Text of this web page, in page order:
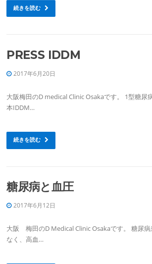
続きを読む
PRESS IDDM
2017年6月20日
大阪梅田のD medical Clinic Osakaです。 1型糖尿
本IDDM…
続きを読む
糖尿病と血圧
2017年6月12日
大阪 梅田のD Medical Clinic Osakaです。 糖尿
なく、高血…